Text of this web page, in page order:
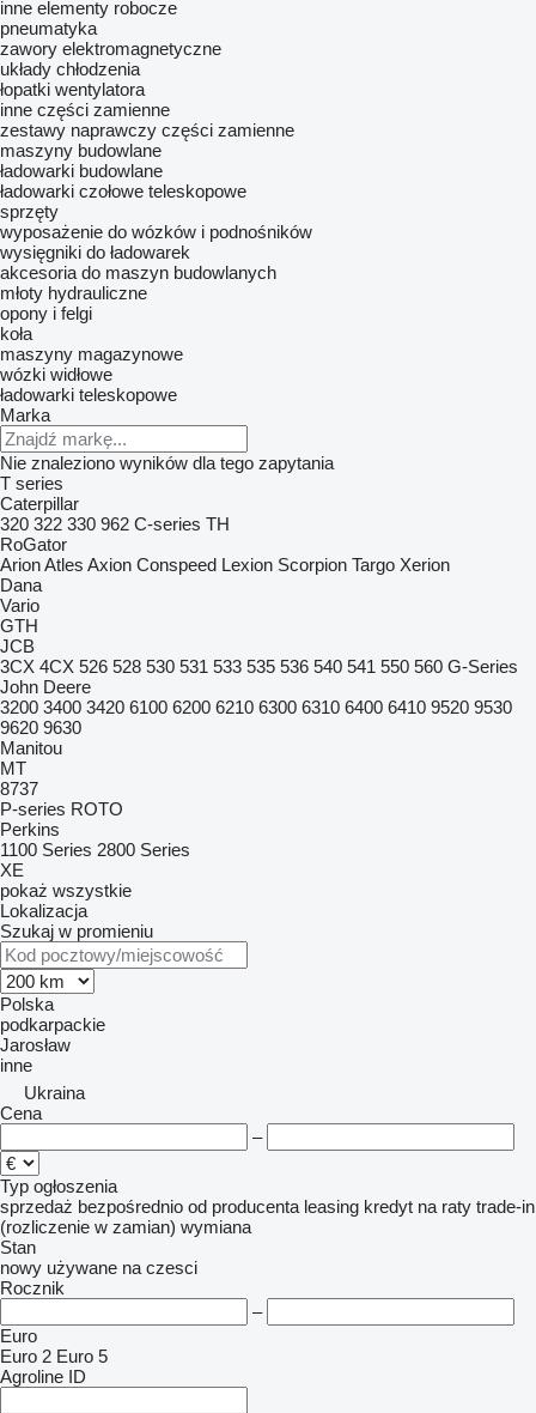
inne elementy robocze
pneumatyka
zawory elektromagnetyczne
układy chłodzenia
łopatki wentylatora
inne części zamienne
zestawy naprawczy części zamienne
maszyny budowlane
ładowarki budowlane
ładowarki czołowe teleskopowe
sprzęty
wyposażenie do wózków i podnośników
wysięgniki do ładowarek
akcesoria do maszyn budowlanych
młoty hydrauliczne
opony i felgi
koła
maszyny magazynowe
wózki widłowe
ładowarki teleskopowe
Marka
Nie znaleziono wyników dla tego zapytania
T series
Caterpillar
320 322 330 962 C-series TH
RoGator
ArionAtles Axion Conspeed Lexion Scorpion Targo Xerion
Dana
Vario
GTH
JCB
3CX 4CX 526 528 530 531 533 535 536 540 541 550 560 G-Series
John Deere
3200 3400 3420 6100 6200 6210 6300 6310 6400 6410 9520 9530
9620 9630
Manitou
MT
8737
P-series ROTO
Perkins
1100 Series 2800 Series
XE
pokaż wszystkie
Lokalizacja
Szukaj w promieniu
Polska
podkarpackie
Jarosław
inne
Ukraina
Cena
–
Typ ogłoszenia
sprzedaż bezpośrednio od producenta leasing kredyt na raty trade-in
(rozliczenie w zamian) wymiana
Stan
nowy używane na czesci
Rocznik
–
Euro
Euro 2 Euro 5
Agroline ID